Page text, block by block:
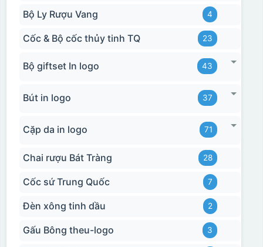
Hộp xi bình hoa
Bộ Ly Rượu Vang 4
Cốc & Bộ cốc thủy tinh TQ 23
Bộ giftset In logo 43
Bút in logo 37
Cặp da in logo 71
Chai rượu Bát Tràng 28
Cốc sứ Trung Quốc 7
Đèn xông tinh dầu 2
Gấu Bông theu-logo 3